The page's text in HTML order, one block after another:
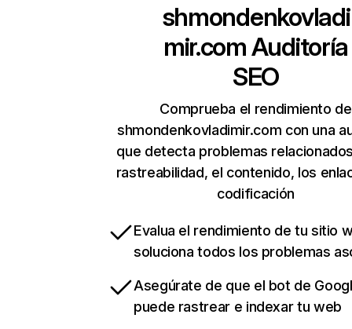
shmondenkovladi
mir.comAuditoría
SEO
Comprueba el rendimiento de
shmondenkovladimir.com con una
que detecta problemas
rastreabilidad, el contenido, los
codificación
Evalua el rendimiento de tu sitio
soluciona todos los problemas
Asegúrate de que el bot de
puede rastrear e indexar tu web